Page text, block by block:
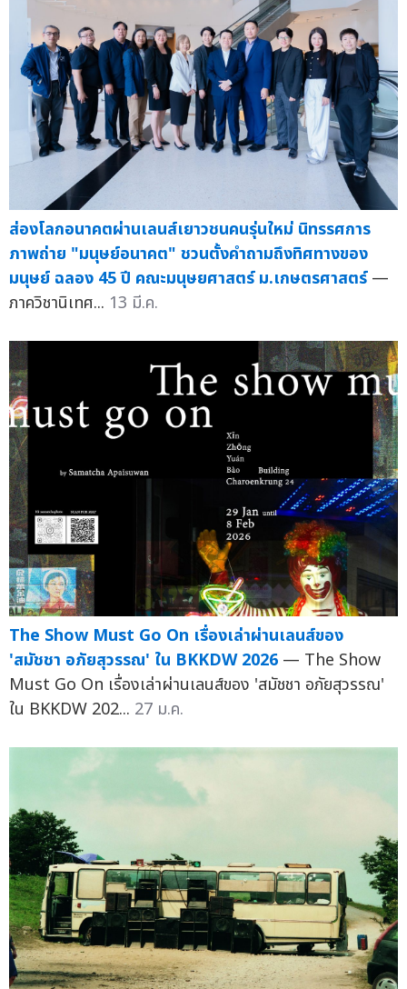
ส่องโลกอนาคตผ่านเลนส์เยาวชนคนรุ่นใหม่ นิทรรศการ
ภาพถ่าย "มนุษย์อนาคต" ชวนตั้งคำถามถึงทิศทางของ
มนุษย์ ฉลอง 45 ปี คณะมนุษยศาสตร์ ม.เกษตรศาสตร์ —
ภาควิชานิเทศ... 13 มี.ค.
The Show Must Go On เรื่องเล่าผ่านเลนส์ของ
'สมัชชา อภัยสุวรรณ' ใน BKKDW 2026 — The Show
Must Go On เรื่องเล่าผ่านเลนส์ของ 'สมัชชา อภัยสุวรรณ'
ใน BKKDW 202... 27 ม.ค.